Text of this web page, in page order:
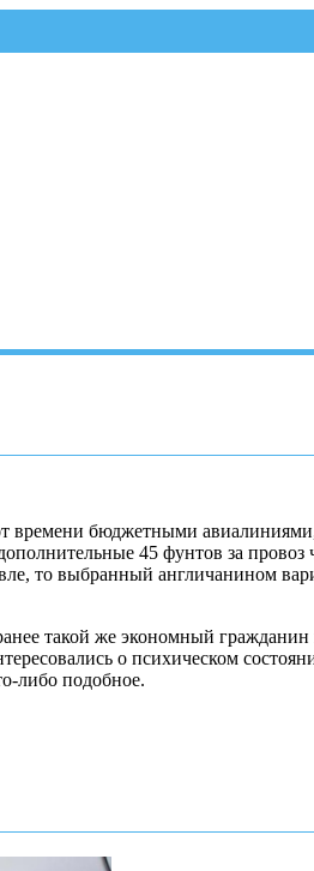
времени бюджетными
45 фунтов за
то выбранный англичанином
такой же экономный гражданин
о психическом
либо подобное.